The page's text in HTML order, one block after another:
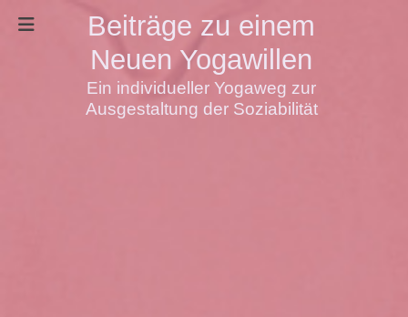
Beiträge zu einem
Neuen Yogawillen
Ein individueller Yogaweg zur
Ausgestaltung der Soziabilität